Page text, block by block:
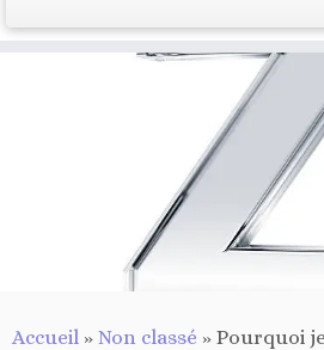
Accueil » Non classé » Pourquoi